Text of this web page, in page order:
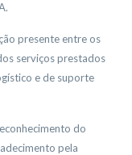
presente entre os
serviços prestados
e de suporte
do
pela